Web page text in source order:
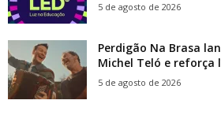
5 de agosto de 2026
Perdigão Na Brasa
Michel Teló e reforça
5 de agosto de 2026